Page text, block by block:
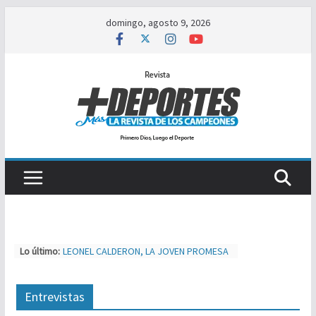
domingo, agosto 9, 2026
Lo último: LEONEL CALDERON, LA JOVEN PROMESA
MXL
NUEVA ERA MAGFED SE CORONA EN
Entrevistas